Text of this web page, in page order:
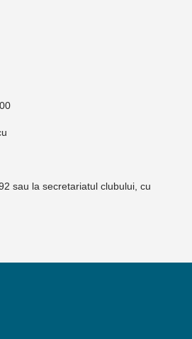
sau la secretariatul clubului, cu